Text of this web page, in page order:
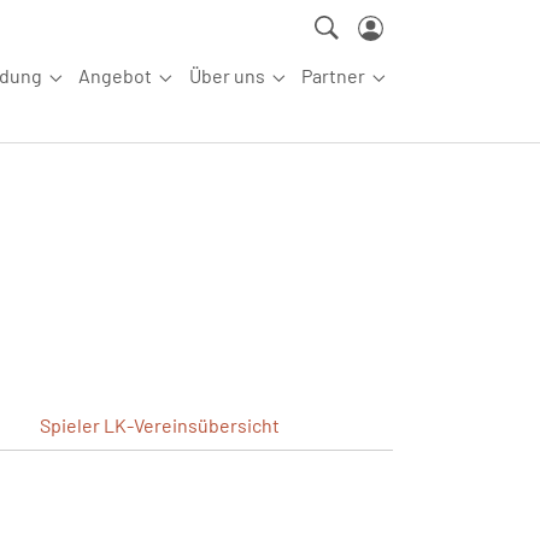
Submenu for "Aus-/Fortbildung"
Angebot
Submenu for "Angebot"
Über uns
Submenu for "Über uns"
Partner
Submenu for
Spieler LK-Vereinsübersicht